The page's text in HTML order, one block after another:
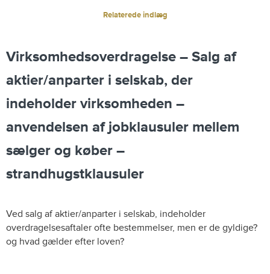
Relaterede indlæg
Virksomhedsoverdragelse – Salg af
aktier/anparter i selskab, der
indeholder virksomheden –
anvendelsen af jobklausuler mellem
sælger og køber –
strandhugstklausuler
Ved salg af aktier/anparter i selskab, indeholder
overdragelsesaftaler ofte bestemmelser, men er de gyldige?
og hvad gælder efter loven?